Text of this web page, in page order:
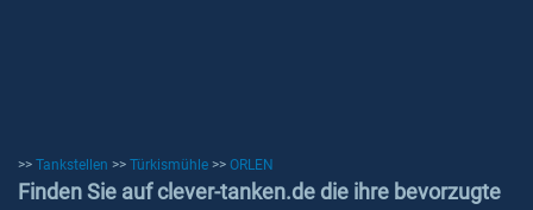
>> Tankstellen >> Türkismühle >> ORLEN
Finden Sie auf clever-tanken.de die ihre bevorzugte